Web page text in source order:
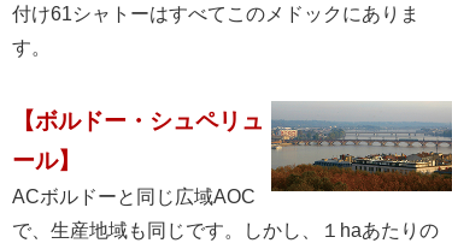
付け61シャトーはすべてこのメドックにありま
す。
【ボルドー・シュペリュ
ール】
ACボルドーと同じ広域AOC
で、生産地域も同じです。しかし、１haあたりの